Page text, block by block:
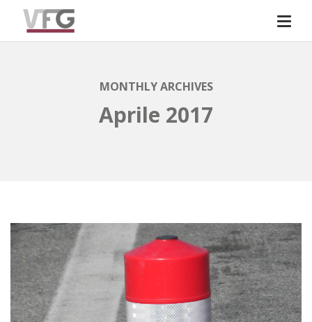
MONTHLY ARCHIVES
Aprile 2017